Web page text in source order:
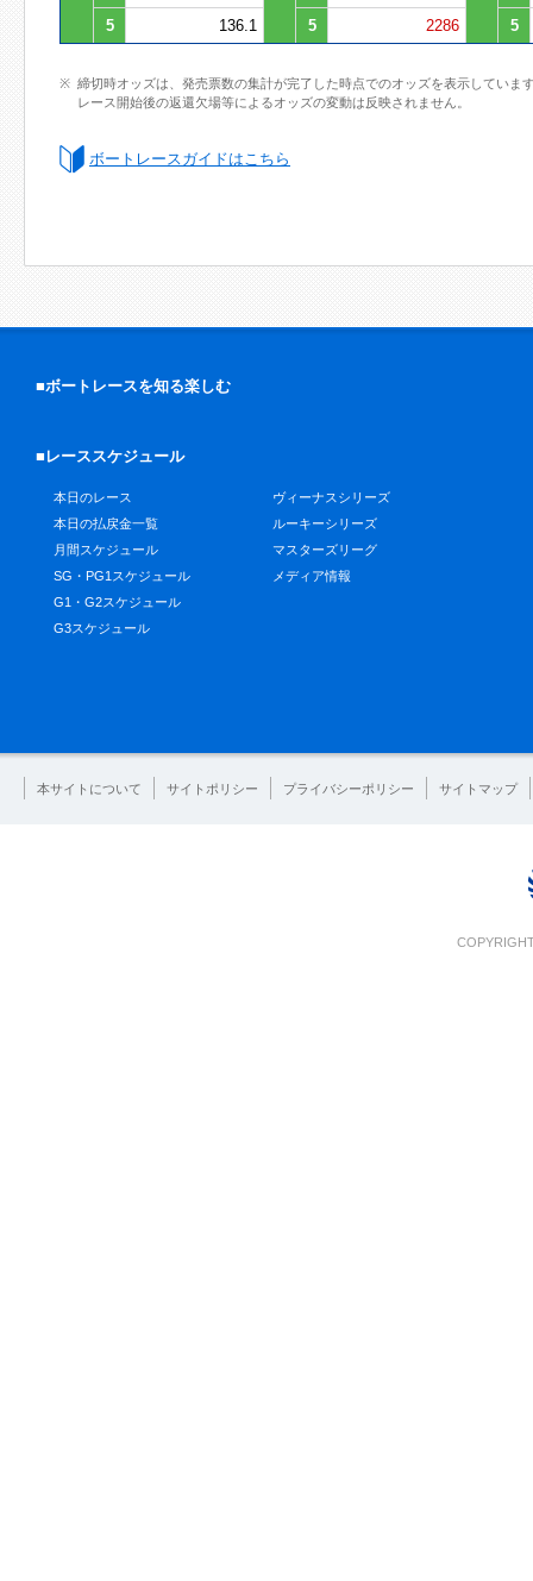
5
136.1 5 2286 5
締切時オッズは、発売票数の集計が完了した時点でのオッズを表示していま
レース開始後の返還欠場等によるオッズの変動は反映されません。
ボートレースガイドはこちら
■ボートレースを知る楽しむ
■レーススケジュール
本日のレース
本日の払戻金一覧
月間スケジュール
SG・PG1スケジュール
G1・G2スケジュール
G3スケジュール
ヴィーナスシリーズ
ルーキーシリーズ
マスターズリーグ
メディア情報
本サイトについて サイトポリシー プライバシーポリシー サイトマップ